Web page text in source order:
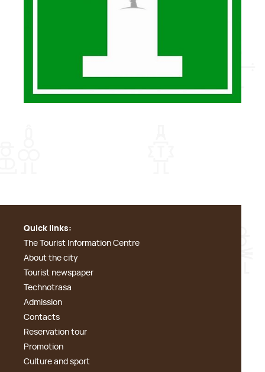
Quick links:
The Tourist Information Centre
About the city
Tourist newspaper
Technotrasa
Admission
Contacts
Reservation tour
Promotion
Culture and sport